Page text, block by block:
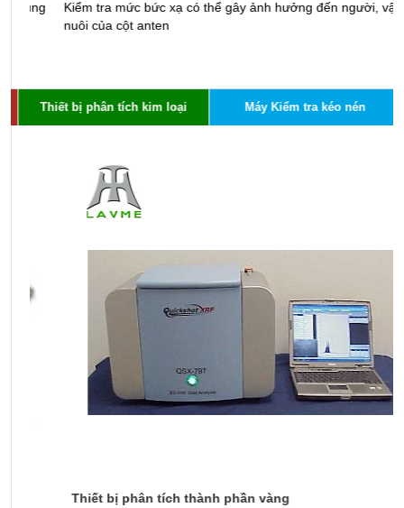
Kiểm tra mức bức xạ có thể gây ảnh hưởng đến người, vật
nuôi của cột anten
Thiết bị phân tích kim loại Máy Kiểm tra kéo nén
Thiết bị phân tích thành phần vàng